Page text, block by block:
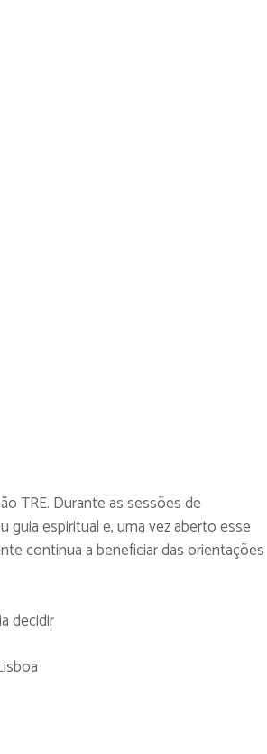
TRE. Durante as sessões de
guia espiritual e, uma vez aberto esse
continua a beneficiar das orientações
decidir